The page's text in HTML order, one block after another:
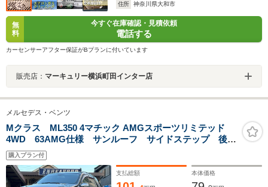
住所
神奈川県大和市
無
料
今すぐ在庫確認・見積依頼
電話する
カーセンサーアフター保証がBプランに付いています
販売店： マーキュリー横浜町田インター店
メルセデス・ベンツ
Mクラス ML350 4マチック AMGスポーツリミテッド
4WD 63AMG仕様 サンルーフ サイドステップ 後席
モニター 474ペリドットブラウンナビ Bカメラ ハー
フレザー Pバックドア 禁煙 HID ETC
購入プラン付
支払総額 本体価格